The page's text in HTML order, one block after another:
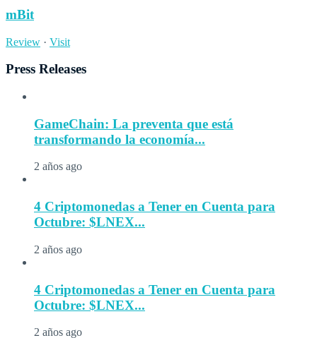
mBit
Review · Visit
Press Releases
GameChain: La preventa que está
transformando la economía...
2 años ago
4 Criptomonedas a Tener en Cuenta para
Octubre: $LNEX...
2 años ago
4 Criptomonedas a Tener en Cuenta para
Octubre: $LNEX...
2 años ago